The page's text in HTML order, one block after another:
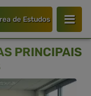
de Estudos
PRINCIPAIS